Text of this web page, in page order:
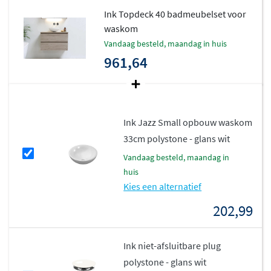
Verkrijgbaar in 60, 80, 100 en 120 cm breedte
Leverbaar in gelakte kleuren, houtdecor en
houtfineer
Inclusief meubelsifon
Optioneel uit te breiden met LED ladeverlichting
Voordelen van een badmeubel met
opzetwastafel
Een badmeubel met opzetwastafel biedt meerdere
praktische en esthetische voordelen. Doordat de
waskom bovenop het blad wordt geplaatst, blijft het
lichter. Daarnaast kun je met een opzetwastafel
Ink Topdeck 40 badmeubelset voor
waskom
vandaag besteld, maandag in huis
961,64
Ink Jazz Small opbouw waskom
33cm polystone - glans wit
vandaag besteld, maandag in
huis
Kies een alternatief
202,99
Ink niet-afsluitbare plug
polystone - glans wit